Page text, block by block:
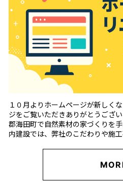
１０月よりホームページが新しく
ジをご覧いただきありがとうござ
郡海田町で自然素材の家づくりを
内建設では、弊社のこだわりや施